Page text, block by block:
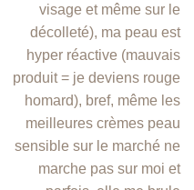
visage et même sur le
décolleté), ma peau est
hyper réactive (mauvais
produit = je deviens rouge
homard), bref, même les
meilleures crèmes peau
sensible sur le marché ne
marche pas sur moi et